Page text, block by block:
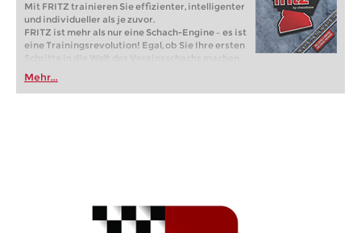
Mit FRITZ trainieren Sie effizienter, intelligenter
und individueller als je zuvor.
FRITZ ist mehr als nur eine Schach-Engine – es ist
eine Trainingsrevolution! Egal, ob Sie Ihre ersten
Schritte in die Welt des Vereinsschachs machen
oder bereits auf Turnierniveau spielen: Mit
FRITZ trainieren Sie effizienter, intelligenter und
individueller als je zuvor.
Mehr...